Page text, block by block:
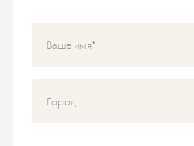
Ваше имя
Город